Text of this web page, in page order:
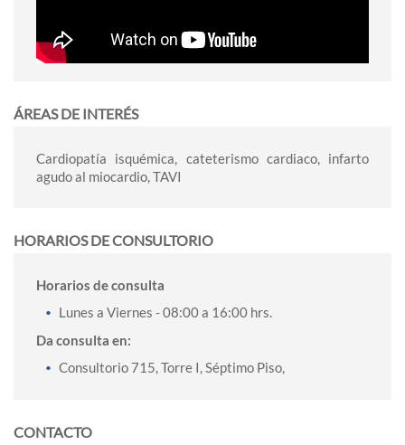
ÁREAS DE INTERÉS
Cardiopatía isquémica, cateterismo cardiaco, infarto
agudo al miocardio, TAVI
HORARIOS DE CONSULTORIO
Horarios de consulta
Lunes a Viernes - 08:00 a 16:00 hrs.
Da consulta en:
Consultorio 715, Torre I, Séptimo Piso,
CONTACTO